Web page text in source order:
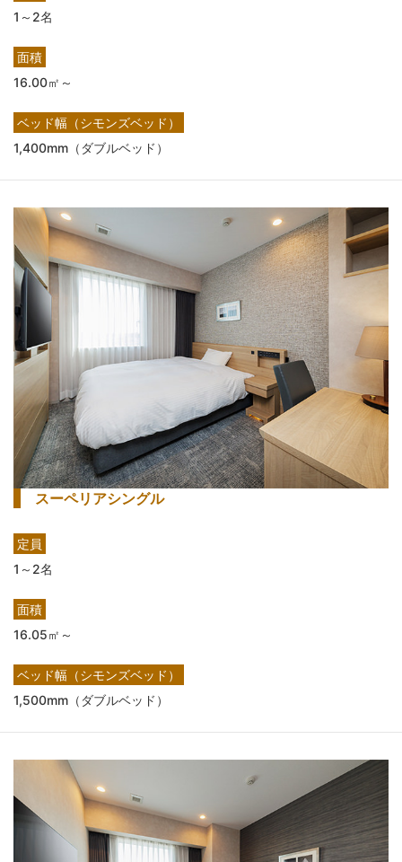
1～2名
面積
16.00㎡～
ベッド幅（シモンズベッド）
1,400mm（ダブルベッド）
スーペリアシングル
定員
1～2名
面積
16.05㎡～
ベッド幅（シモンズベッド）
1,500mm（ダブルベッド）